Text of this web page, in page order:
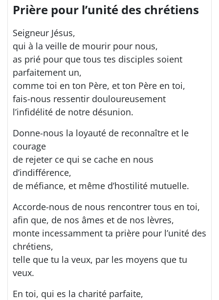
Prière pour l’unité des chrétiens
Seigneur Jésus,
qui à la veille de mourir pour nous,
as prié pour que tous tes disciples soient
parfaitement un,
comme toi en ton Père, et ton Père en toi,
fais-nous ressentir douloureusement
l’infidélité de notre désunion.
Donne-nous la loyauté de reconnaître et le
courage
de rejeter ce qui se cache en nous
d’indifférence,
de méfiance, et même d’hostilité mutuelle.
Accorde-nous de nous rencontrer tous en toi,
afin que, de nos âmes et de nos lèvres,
monte incessamment ta prière pour l’unité des
chrétiens,
telle que tu la veux, par les moyens que tu
veux.
En toi, qui es la charité parfaite,